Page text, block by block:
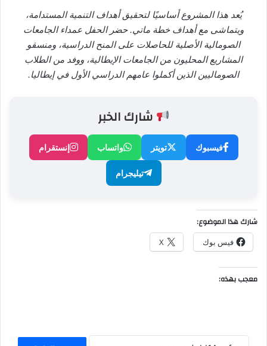
يُعد هذا المشروع أساسيًا لتحقيق أهداف التنمية المستدامة،
ويتماشى مع أهداف خطة ماتي. حضر الحفل عمداء الجامعات
الصومالية الأصلية للحاصلات على المنح الدراسية، ومنسقو
المشاريع المحليون من الجامعات الإيطالية، ووفد من الطلاب
الصوماليين الذين أكملوا عامهم الدراسي الأول في إيطاليا.
شارك الخبر
فيسبوك تويتر واتساب إنستقرام
تيليجرام
شارك هذا الموضوع:
فيس بوك X
معجب بهذه: